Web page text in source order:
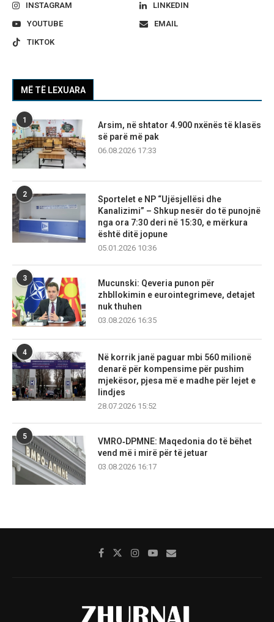
INSTAGRAM
LINKEDIN
YOUTUBE
EMAIL
TIKTOK
MË TË LEXUARA
1
Arsim, në shtator 4.900 nxënës të klasës
së parë më pak
06.08.2026 17:33
2
Sportelet e NP “Ujësjellësi dhe
Kanalizimi” – Shkup nesër do të punojnë
nga ora 7:30 deri në 15:30, e mërkura
është ditë jopune
05.01.2026 10:36
3
Mucunski: Qeveria punon për
zhbllokimin e eurointegrimeve, detajet
nuk thuhen
03.08.2026 16:35
4
Në korrik janë paguar mbi 560 milionë
denarë për kompensime për pushim
mjekësor, pjesa më e madhe për lejet e
lindjes
28.07.2026 15:52
5
VMRO‑DPMNE: Maqedonia do të bëhet
vend më i mirë për të jetuar
03.08.2026 16:17